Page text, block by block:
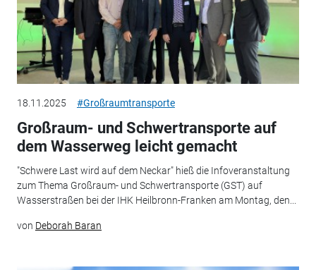
18.11.2025 #Großraumtransporte
Großraum- und Schwertransporte auf
dem Wasserweg leicht gemacht
"Schwere Last wird auf dem Neckar" hieß die Infoveranstaltung
zum Thema Großraum- und Schwertransporte (GST) auf
Wasserstraßen bei der IHK Heilbronn-Franken am Montag, den...
von Deborah Baran